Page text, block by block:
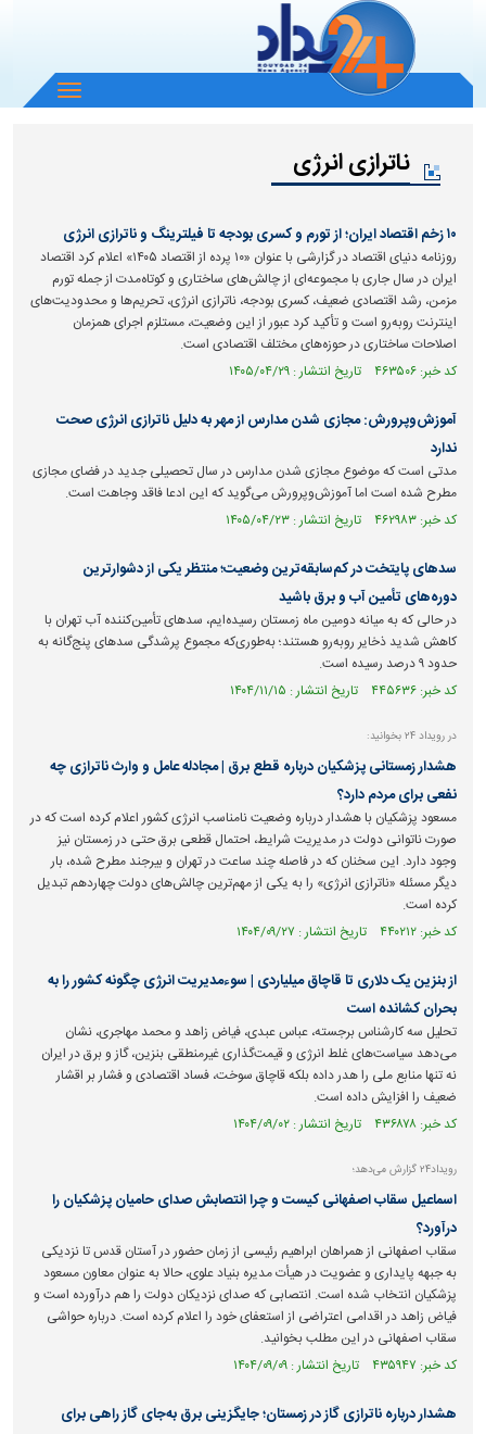
باز
و
ناترازی انرژی
۱۰ زخم اقتصاد ایران؛ از تورم و کسری بودجه تا فیلترینگ و ناترازی انرژی
روزنامه دنیای اقتصاد در گزارشی با عنوان «۱۰ پرده از اقتصاد ۱۴۰۵» اعلام کرد اقتصاد
ایران در سال جاری با مجموعه‌ای از چالش‌های ساختاری و کوتاه‌مدت از جمله تورم
مزمن، رشد اقتصادی ضعیف، کسری بودجه، ناترازی انرژی، تحریم‌ها و محدودیت‌های
اینترنت روبه‌رو است و تأکید کرد عبور از این وضعیت، مستلزم اجرای همزمان
اصلاحات ساختاری در حوزه‌های مختلف اقتصادی است.
کد خبر: ۴۶۳۵۰۶ تاریخ انتشار : ۱۴۰۵/۰۴/۲۹
آموزش‌وپرورش: مجازی شدن مدارس از مهر به دلیل ناترازی انرژی صحت
ندارد
مدتی است که موضوع مجازی شدن مدارس در سال تحصیلی جدید در فضای مجازی
مطرح شده است اما آموزش‌وپرورش می‌گوید که این ادعا فاقد وجاهت است.
کد خبر: ۴۶۲۹۸۳ تاریخ انتشار : ۱۴۰۵/۰۴/۲۳
سد‌های پایتخت در کم‌سابقه‌ترین وضعیت؛ منتظر یکی از دشوارترین
دوره‌های تأمین آب و برق باشید
در حالی که به میانه دومین ماه زمستان رسیده‌ایم، سد‌های تأمین‌کننده آب تهران با
کاهش شدید ذخایر روبه‌رو هستند؛ به‌طوری‌که مجموع پرشدگی سد‌های پنج‌گانه به
حدود ۹ درصد رسیده است.
کد خبر: ۴۴۵۶۳۶ تاریخ انتشار : ۱۴۰۴/۱۱/۱۵
در رویداد ۲۴ بخوانید:
هشدار زمستانی پزشکیان درباره قطع برق | مجادله عامل و وارث ناترازی چه
نفعی برای مردم دارد؟
مسعود پزشکیان با هشدار درباره وضعیت نامناسب انرژی کشور اعلام کرده است که در
صورت ناتوانی دولت در مدیریت شرایط، احتمال قطعی برق حتی در زمستان نیز
وجود دارد. این سخنان که در فاصله چند ساعت در تهران و بیرجند مطرح شده، بار
دیگر مسئله «ناترازی انرژی» را به یکی از مهم‌ترین چالش‌های دولت چهاردهم تبدیل
کرده است.
کد خبر: ۴۴۰۲۱۲ تاریخ انتشار : ۱۴۰۴/۰۹/۲۷
از بنزین یک دلاری تا قاچاق میلیاردی | سوءمدیریت انرژی چگونه کشور را به
بحران کشانده است
تحلیل سه کارشناس برجسته، عباس عبدی، فیاض زاهد و محمد مهاجری، نشان
می‌دهد سیاست‌های غلط انرژی و قیمت‌گذاری غیرمنطقی بنزین، گاز و برق در ایران
نه تنها منابع ملی را هدر داده بلکه قاچاق سوخت، فساد اقتصادی و فشار بر اقشار
ضعیف را افزایش داده است.
کد خبر: ۴۳۶۸۷۸ تاریخ انتشار : ۱۴۰۴/۰۹/۰۲
رویداد۲۴ گزارش می‌دهد؛
اسماعیل سقاب اصفهانی کیست و چرا انتصابش صدای حامیان پزشکیان را
درآورد؟
سقاب اصفهانی از همراهان ابراهیم رئیسی از زمان حضور در آستان قدس تا نزدیکی
به جبهه پایداری و عضویت در هیأت مدیره بنیاد علوی، حالا به عنوان معاون مسعود
پزشکیان انتخاب شده است. انتصابی که صدای نزدیکان دولت را هم درآورده است و
فیاض زاهد در اقدامی اعتراضی از استعفای خود را اعلام کرده است. درباره حواشی
سقاب اصفهانی در این مطلب بخوانید.
کد خبر: ۴۳۵۹۴۷ تاریخ انتشار : ۱۴۰۴/۰۹/۰۹
هشدار درباره ناترازی گاز در زمستان؛ جایگزینی برق به‌جای گاز راهی برای